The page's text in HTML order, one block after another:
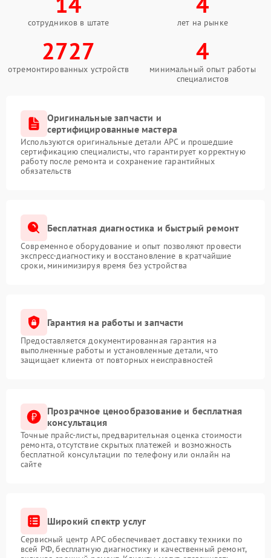
сотрудников в штате лет на рынке
2727
отремонтированных устройств
4
минимальный опыт работы
специалистов
Оригинальные запчасти и
сертифицированные мастера
Используются оригинальные детали APC и прошедшие
сертификацию специалисты, что гарантирует корректную
работу после ремонта и сохранение гарантийных
обязательств
Бесплатная диагностика и быстрый ремонт
Современное оборудование и опыт позволяют провести
экспресс-диагностику и восстановление в кратчайшие
сроки, минимизируя время без устройства
Гарантия на работы и запчасти
Предоставляется документированная гарантия на
выполненные работы и установленные детали, что
защищает клиента от повторных неисправностей
Прозрачное ценообразование и бесплатная
консультация
Точные прайс-листы, предварительная оценка стоимости
ремонта, отсутствие скрытых платежей и возможность
бесплатной консультации по телефону или онлайн на
сайте
Широкий спектр услуг
Сервисный центр APC обеспечивает доставку техники по
всей РФ, бесплатную диагностику и качественный ремонт,